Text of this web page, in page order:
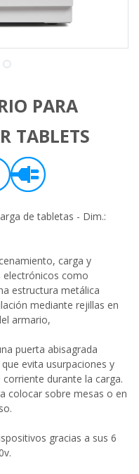
PARA
TABLETS
de tabletas - Dim.:
carga y
electrónicos como
estructura metálica
mediante rejillas en
armario,
puerta abisagrada
evita usurpaciones y
durante la carga.
colocar sobre mesas o en
gracias a sus 6